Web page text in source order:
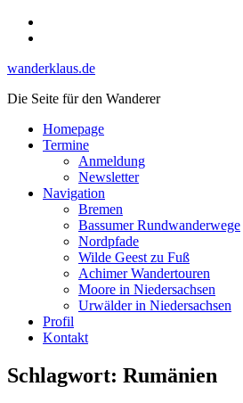
Skip
wanderklaus.de
Die Seite für den Wanderer
Homepage
Termine
Anmeldung
Newsletter
Navigation
Bremen
Bassumer Rundwanderwege
Nordpfade
Wilde Geest zu Fuß
Achimer Wandertouren
Moore in Niedersachsen
Urwälder in Niedersachsen
Profil
Kontakt
Schlagwort: Rumänien